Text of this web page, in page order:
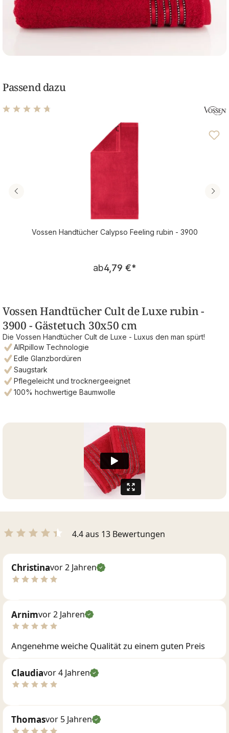
Passend dazu
Durchschnittliche Bewertung von 4.67 von 5 Sternen
Vossen Handtücher Calypso Feeling rubin - 3900
Regulärer Preis:
ab4,79 €*
Vossen Handtücher Cult de Luxe rubin -
3900 - Gästetuch 30x50 cm
Die Vossen Handtücher Cult de Luxe - Luxus den man spürt!
AIRpillow Technologie
Edle Glanzbordüren
Saugstark
Pflegeleicht und trocknergeeignet
100% hochwertige Baumwolle
4.4 aus 13 Bewertungen
Christinavor 2 Jahren
Arnimvor 2 Jahren
Angenehme weiche Qualität zu einem guten Preis
Claudiavor 4 Jahren
Thomasvor 5 Jahren